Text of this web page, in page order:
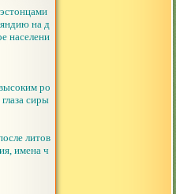
на д
населени
ро
сиры
литов
имена ч